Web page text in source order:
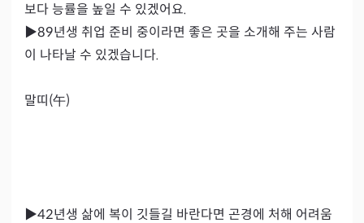
보다 능률을 높일 수 있겠어요.
▶89년생 취업 준비 중이라면 좋은 곳을 소개해 주는 사람
이 나타날 수 있겠습니다.
말띠(午)
▶42년생 삶에 복이 깃들길 바란다면 곤경에 처해 어려움